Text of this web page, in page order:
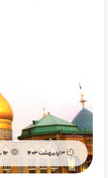
3 اردیبهشت 1403 112 بازدید